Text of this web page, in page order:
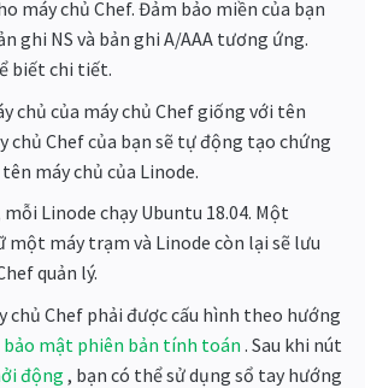
máy chủ Chef. Đảm bảo miền của bạn
ghi NS và bản ghi A/AAA tương ứng.
biết chi tiết.
chủ của máy chủ Chef giống với tên
chủ Chef của bạn sẽ tự động tạo chứng
máy chủ của Linode.
mỗi Linode chạy Ubuntu 18.04. Một
một máy trạm và Linode còn lại sẽ lưu
quản lý.
chủ Chef phải được cấu hình theo hướng
bảo mật phiên bản tính toán . Sau khi nút
động, bạn có thể sử dụng sổ tay hướng